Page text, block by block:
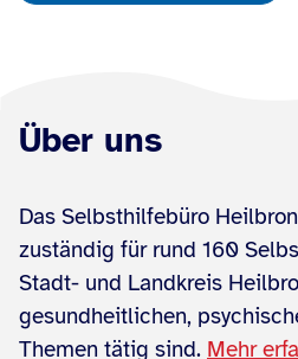
Über uns
Das Selbsthilfebüro
zuständig für rund 160
Stadt- und Landkreis
gesundheitlichen,
Themen tätig sind. Mehr